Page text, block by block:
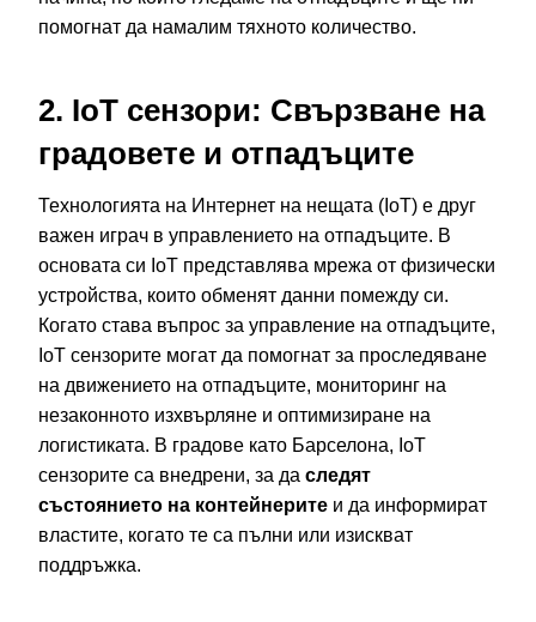
помогнат да намалим тяхното количество.
2. IoT сензори: Свързване на
градовете и отпадъците
Технологията на Интернет на нещата (IoT) е друг
важен играч в управлението на отпадъците. В
основата си IoT представлява мрежа от физически
устройства, които обменят данни помежду си.
Когато става въпрос за управление на отпадъците,
IoT сензорите могат да помогнат за проследяване
на движението на отпадъците, мониторинг на
незаконното изхвърляне и оптимизиране на
логистиката. В градове като Барселона, IoT
сензорите са внедрени, за да следят
състоянието на контейнерите и да информират
властите, когато те са пълни или изискват
поддръжка.